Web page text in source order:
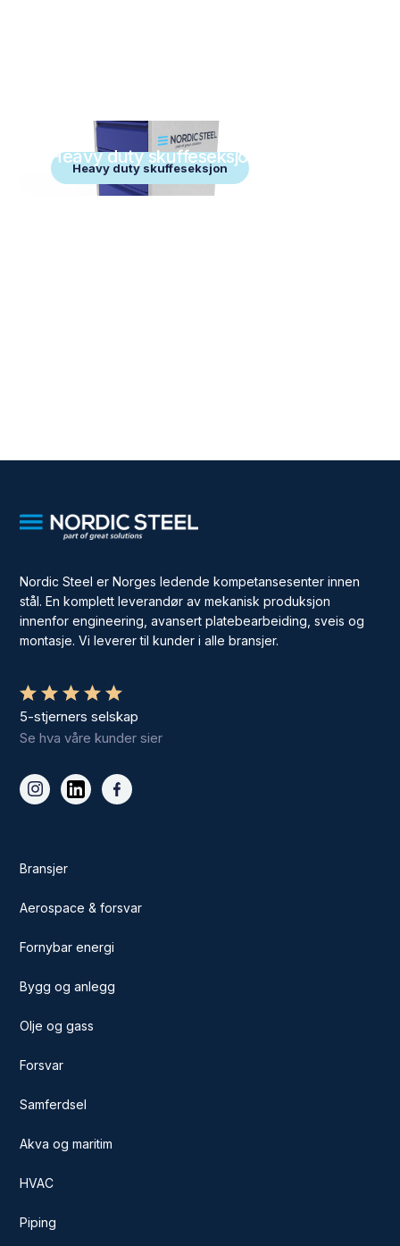
Heavy duty skuffeseksjon
Heavy duty skuffeseksjon
Nordic Steel er Norges ledende kompetansesenter innen
stål. En komplett leverandør av mekanisk produksjon
innenfor engineering, avansert platebearbeiding, sveis og
montasje. Vi leverer til kunder i alle bransjer.
5-stjerners selskap
Se hva våre kunder sier
Bransjer
Aerospace & forsvar
Fornybar energi
Bygg og anlegg
Olje og gass
Forsvar
Samferdsel
Akva og maritim
HVAC
Piping